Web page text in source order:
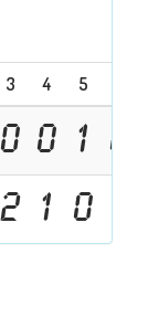
3 4 5
0 0 1 0
2 1 0